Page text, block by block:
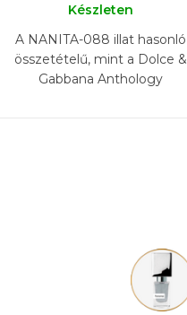
Készleten
A NANITA-088 illat hasonló
összetételű, mint a Dolce &
Gabbana Anthology